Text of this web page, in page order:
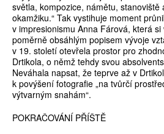
světla, kompozice, námětu, stanoviště
okamžiku.“ Tak vystihuje moment
v impresionismu Anna Fárová, která
poměrně obsáhlým popisem vývoje
v 19. století otevřela prostor pro
Drtikola, o němž tehdy svou
Neváhala napsat, že teprve až v
k povýšení fotografie „na tvůrčí
výtvarným snahám“.
POKRAČOVÁNÍ PŘÍŠTĚ